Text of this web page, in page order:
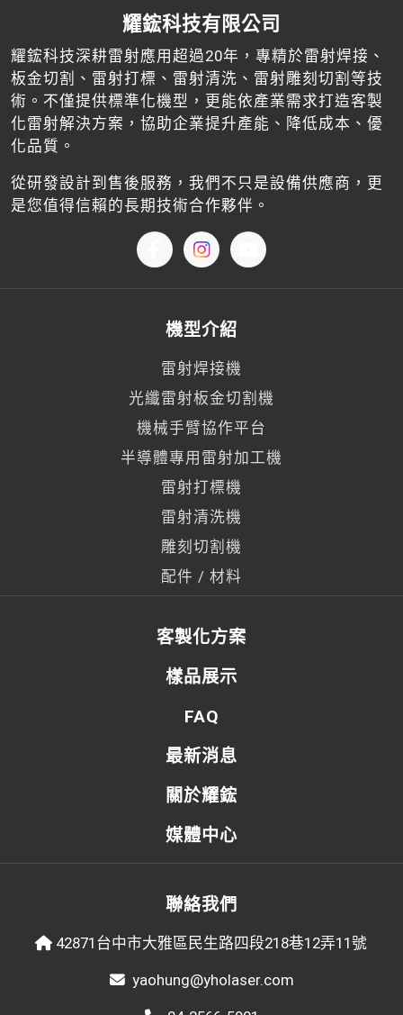
耀鋐科技有限公司
耀鋐科技深耕雷射應用超過20年，專精於雷射焊接、
板金切割、雷射打標、雷射清洗、雷射雕刻切割等技
術。不僅提供標準化機型，更能依產業需求打造客製
化雷射解決方案，協助企業提升產能、降低成本、優
化品質。
從研發設計到售後服務，我們不只是設備供應商，更
是您值得信賴的長期技術合作夥伴。
機型介紹
雷射焊接機
光纖雷射板金切割機
機械手臂協作平台
半導體專用雷射加工機
雷射打標機
雷射清洗機
雕刻切割機
配件 / 材料
客製化方案
樣品展示
FAQ
最新消息
關於耀鋐
媒體中心
聯絡我們
42871台中市大雅區民生路四段218巷12弄11號
yaohung@yholaser.com